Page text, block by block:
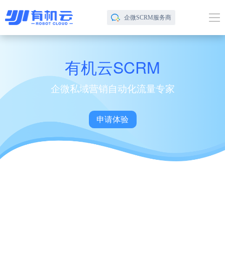
企微SCRM服务商
有机云SCRM
企微私域营销自动化流量专家
申请体验